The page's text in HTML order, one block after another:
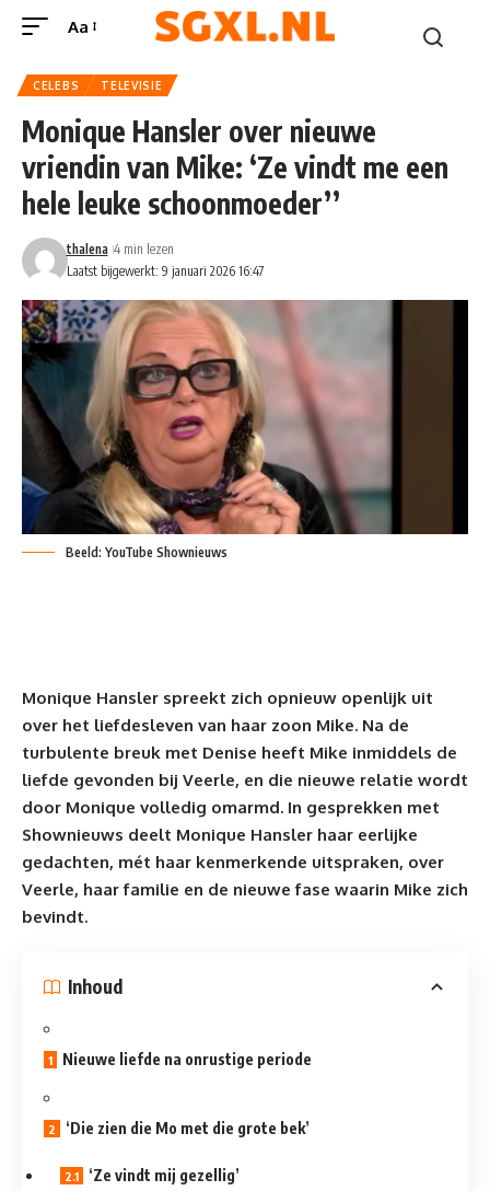
Aa
CELEBS TELEVISIE
Monique Hansler over nieuwe
vriendin van Mike: ‘Ze vindt me een
hele leuke schoonmoeder’’
Laatst bijgewerkt: 9 januari 2026 16:47
thalena 4 min lezen
Beeld: YouTube Shownieuws
Monique Hansler spreekt zich opnieuw openlijk uit
over het liefdesleven van haar zoon Mike. Na de
turbulente breuk met Denise heeft Mike inmiddels de
liefde gevonden bij Veerle, en die nieuwe relatie wordt
door Monique volledig omarmd. In gesprekken met
Shownieuws deelt Monique Hansler haar eerlijke
gedachten, mét haar kenmerkende uitspraken, over
Veerle, haar familie en de nieuwe fase waarin Mike zich
bevindt.
Inhoud
Nieuwe liefde na onrustige periode
‘Die zien die Mo met die grote bek’
‘Ze vindt mij gezellig’